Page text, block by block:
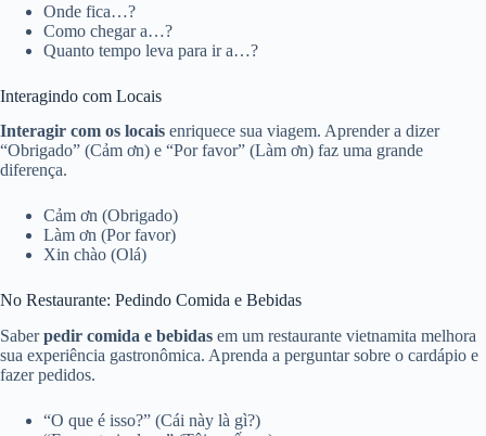
Onde fica…?
Como chegar a…?
Quanto tempo leva para ir a…?
Interagindo com Locais
Interagir com os locais enriquece sua viagem. Aprender a dizer
“Obrigado” (Cảm ơn) e “Por favor” (Làm ơn) faz uma grande
diferença.
Cảm ơn (Obrigado)
Làm ơn (Por favor)
Xin chào (Olá)
No Restaurante: Pedindo Comida e Bebidas
Saberpedir comida e bebidas em um restaurante vietnamita melhora
sua experiência gastronômica. Aprenda a perguntar sobre o cardápio e
fazer pedidos.
“O que é isso?” (Cái này là gì?)